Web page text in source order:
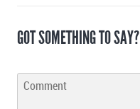
GOT SOMETHING TO SAY?